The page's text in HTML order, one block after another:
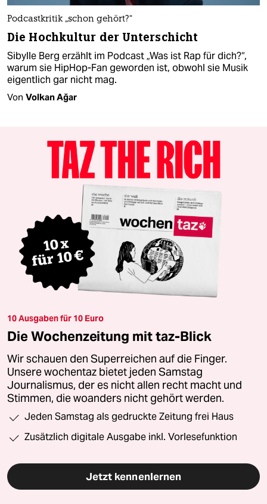
Podcastkritik „schon gehört?“
Die Hochkultur der Unterschicht
Sibylle Berg erzählt im Podcast „Was ist Rap für dich?“,
warum sie HipHop-Fan geworden ist, obwohl sie Musik
eigentlich gar nicht mag.
Von Volkan Ağar
10 Ausgaben für 10 Euro
Die Wochenzeitung mit taz-Blick
Wir schauen den Superreichen auf die Finger.
Unsere wochentaz bietet jeden Samstag
Journalismus, der es nicht allen recht macht und
Stimmen, die woanders nicht gehört werden.
Jeden Samstag als gedruckte Zeitung frei Haus
Zusätzlich digitale Ausgabe inkl. Vorlesefunktion
Jetzt kennenlernen